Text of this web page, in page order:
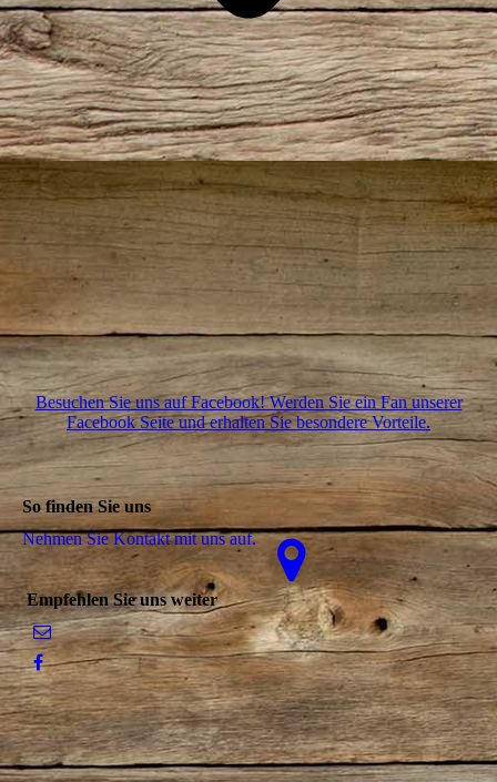
Besuchen Sie uns auf Facebook! Werden Sie ein Fan unserer
Facebook Seite und erhalten Sie besondere Vorteile.
So finden Sie uns
Nehmen Sie Kontakt mit uns auf.
Empfehlen Sie uns weiter